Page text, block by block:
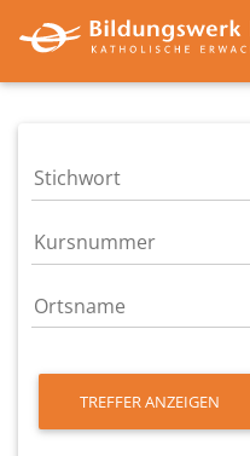
TREFFER ANZEIGEN